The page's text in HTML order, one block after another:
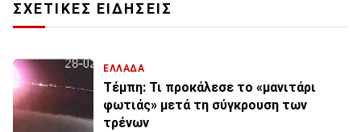
ΣΧΕΤΙΚΕΣ ΕΙΔΗΣΕΙΣ
ΕΛΛΑΔΑ
Τέμπη: Τι προκάλεσε το «μανιτάρι
φωτιάς» μετά τη σύγκρουση των
τρένων